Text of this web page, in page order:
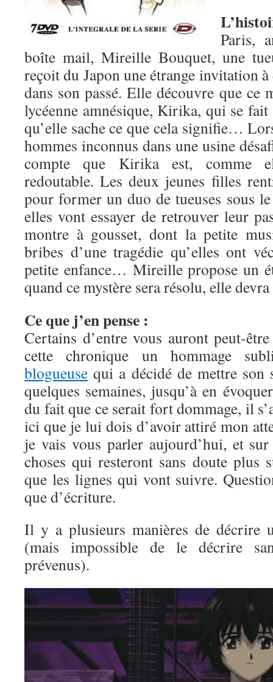
Paris,
boîte mail, Mireille Bouquet, une
reçoit du Japon une étrange invitation
dans son passé. Elle découvre que ce
lycéenne amnésique, Kirika, qui se
qu’elle sache ce que cela signifie…
hommes inconnus dans une usine
compte que Kirika est, comme
redoutable. Les deux jeunes filles
pour former un duo de tueuses sous
elles vont essayer de retrouver leur
montre à gousset, dont la petite
bribes d’une tragédie qu’elles ont
petite enfance… Mireille propose un
quand ce mystère sera résolu, elle
Ce que j’en pense :
Certains d’entre vous auront peut-
cette chronique un hommage
blogueuse qui a décidé de mettre
quelques semaines, jusqu’à en
du fait que ce serait fort dommage, il
ici que je lui dois d’avoir attiré mon
je vais vous parler aujourd’hui, et
choses qui resteront sans doute plus
que les lignes qui vont suivre.
que d’écriture.
Il y a plusieurs manières de décrire
(mais impossible de le décrire
prévenus).